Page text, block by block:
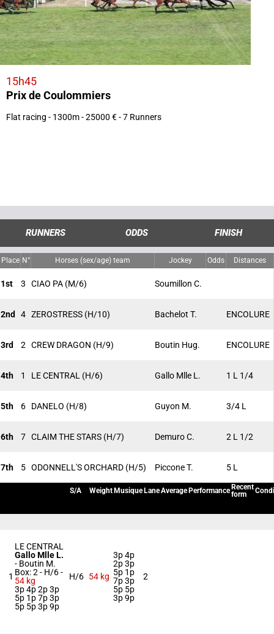
15h45
Prix de Coulommiers
Flat racing - 1300m - 25000 € - 7 Runners
RUNNERS ODDS FINISH
Place N° Horses (sex/age) team Jockey Odds Distances
1st 3 CIAO PA (M/6) Soumillon C.
2nd 4 ZEROSTRESS (H/10) Bachelot T. ENCOLURE
3rd 2 CREW DRAGON (H/9) Boutin Hug. ENCOLURE
4th 1 LE CENTRAL (H/6) Gallo Mlle L. 1 L 1/4
5th 6 DANELO (H/8) Guyon M. 3/4 L
6th 7 CLAIM THE STARS (H/7) Demuro C. 2 L 1/2
7th 5 ODONNELL'S ORCHARD (H/5) Piccone T. 5 L
S/A Weight Musique LaneAverage Performance Recent
form
1
LE CENTRAL
Gallo Mlle L.
- Boutin M.
Box: 2 - H/6 -
54 kg
3p 4p 2p 3p
5p 1p 7p 3p
5p 5p 3p 9p
H/6 54 kg
3p 4p
2p 3p
5p 1p
7p 3p
5p 5p
3p 9p
2